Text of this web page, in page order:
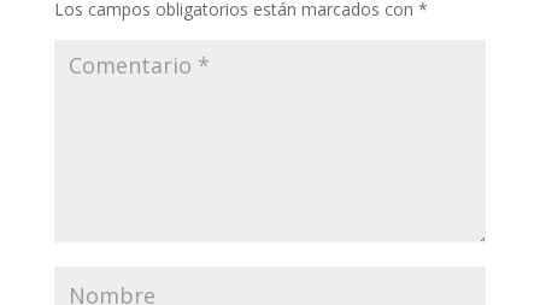
Los campos obligatorios están marcados con *